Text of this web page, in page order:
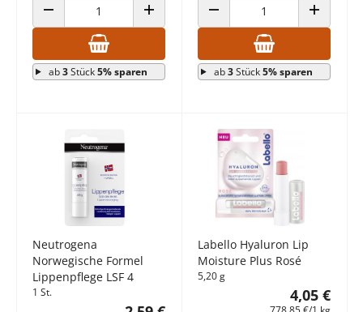
ANZAHL VERRINGERN ANZAHL ERHÖHEN
ab3Stück5% sparen
ANZAHL VERRINGERN ANZAHL
ab3Stück5% sparen
Neutrogena
Norwegische Formel
Lippenpflege LSF 4
1 St.
Labello Hyaluron Lip
Moisture Plus Rosé
5,20 g
4,05 €